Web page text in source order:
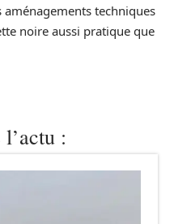
techniques
noire aussi pratique que
: